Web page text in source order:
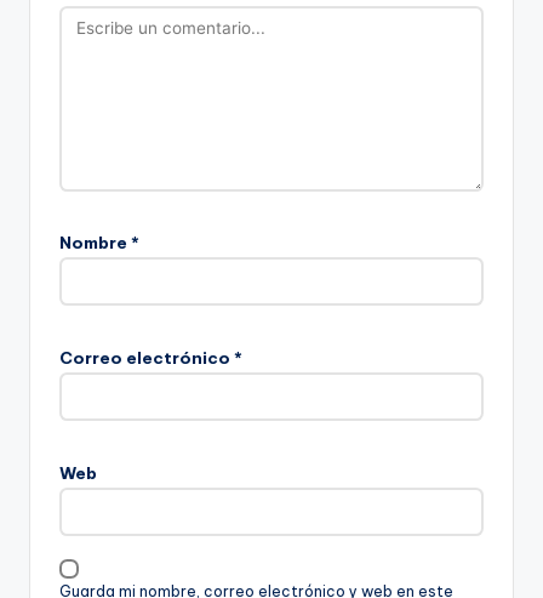
Nombre *
Correo electrónico *
Web
Guarda mi nombre, correo electrónico y web en este